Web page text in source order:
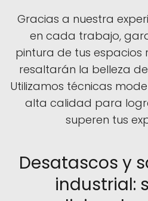
Gracias a nuestra
en cada trabajo,
pintura de tus espacios
resaltarán la belleza
Utilizamos técnicas
alta calidad para
superen tus
Desatascos y
industrial: